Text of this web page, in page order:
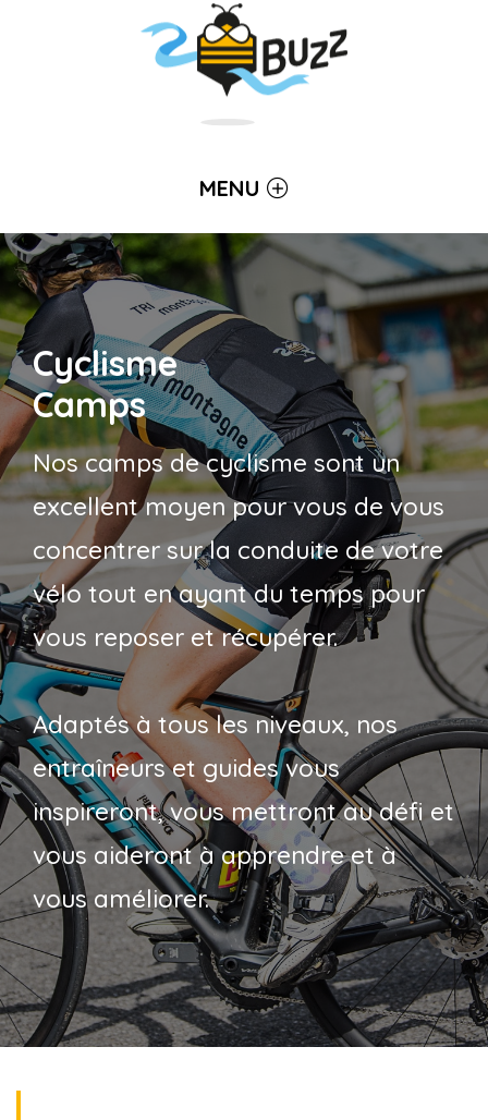
MENU
Cyclisme
Camps
Nos camps de cyclisme sont un
excellent moyen pour vous de vous
concentrer sur la conduite de votre
vélo tout en ayant du temps pour
vous reposer et récupérer.
Adaptés à tous les niveaux, nos
entraîneurs et guides vous
inspireront, vous mettront au défi et
vous aideront à apprendre et à
vous améliorer.